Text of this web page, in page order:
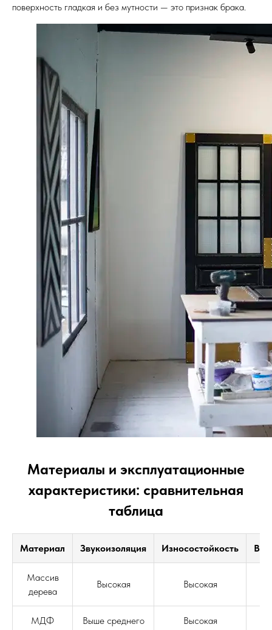
поверхность гладкая и без мутности — это признак брака.
Материалы и эксплуатационные
характеристики: сравнительная
таблица
Материал Звукоизоляция Износостойкость
Массив
дерева
Высокая Высокая
МДФ Выше среднего Высокая